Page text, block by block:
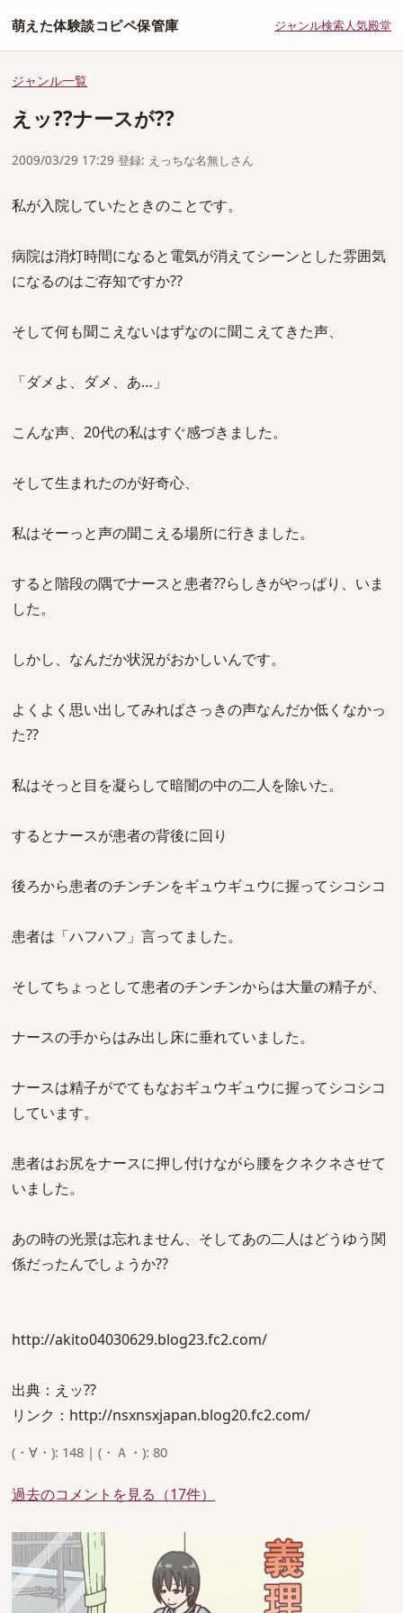
萌えた体験談コピペ保管庫 ジャンル検索人気殿堂
ジャンル一覧
えッ??ナースが??
2009/03/29 17:29 登録: えっちな名無しさん
私が入院していたときのことです。
病院は消灯時間になると電気が消えてシーンとした雰囲気
になるのはご存知ですか??
そして何も聞こえないはずなのに聞こえてきた声、
「ダメよ、ダメ、あ…」
こんな声、20代の私はすぐ感づきました。
そして生まれたのが好奇心、
私はそーっと声の聞こえる場所に行きました。
すると階段の隅でナースと患者??らしきがやっぱり、いま
した。
しかし、なんだか状況がおかしいんです。
よくよく思い出してみればさっきの声なんだか低くなかっ
た??
私はそっと目を凝らして暗闇の中の二人を除いた。
するとナースが患者の背後に回り
後ろから患者のチンチンをギュウギュウに握ってシコシコ
患者は「ハフハフ」言ってました。
そしてちょっとして患者のチンチンからは大量の精子が、
ナースの手からはみ出し床に垂れていました。
ナースは精子がでてもなおギュウギュウに握ってシコシコ
しています。
患者はお尻をナースに押し付けながら腰をクネクネさせて
いました。
あの時の光景は忘れません、そしてあの二人はどうゆう関
係だったんでしょうか??
http://akito04030629.blog23.fc2.com/
出典：えッ??
リンク：http://nsxnsxjapan.blog20.fc2.com/
(・∀・): 148 | (・Ａ・): 80
過去のコメントを見る（17件）